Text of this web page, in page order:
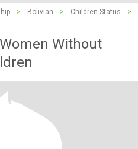
> Bolivian > Children Status
>
Without